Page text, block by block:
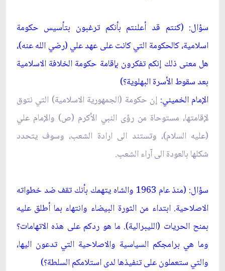
سؤال: (كنتم قد أعلنتم بأنكم ترغبون بتأسيس حكومة
اسلامية، كالحكومة التي كانت على عهد علي (رضي الله عنه)،
هل معنى ذلك إنكم تفكرون بإقامة حكومة الخلافة الاسلامية
بعد سقوط الأسرة البهلوية؟)
الإمام الخميني: إن حكومة (الجمهورية الاسلامية) التي نتوق
لإقامتها، مستوحاة من رؤى النبي الأكرم (ص) والإمام علي
(عليه السلام)، وتستند الى ارادة الشعب، وسوف يتحدد
شكلها بالعودة الى آراء الشعب.
سؤال: (منذ عام 1963 والشاه يتهمك بأنك تقف ضد خطواته
الاصلاحية. ابتداء من الثورة البيضاء وانتهاء بما أطلق عليه
بمنح الحريات (الليبرالية). ما هو ردكم على هذه الاتهامات؟
وما هي برامجكم السياسية والاصلاحية التي تدعون اليها،
والتي ستعملون على تنفيذها لدى استلامكم السلطة؟)